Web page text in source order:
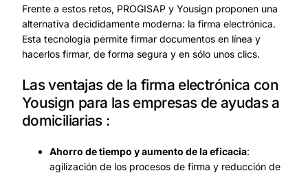
Frente a estos retos, PROGISAP y Yousign proponen una
alternativa decididamente moderna: la firma electrónica.
Esta tecnología permite firmar documentos en línea y
hacerlos firmar, de forma segura y en sólo unos clics.
Las ventajas de la firma electrónica con
Yousign para las empresas de ayudas a
domiciliarias :
Ahorro de tiempo y aumento de la eficacia:
agilización de los procesos de firma y reducción de